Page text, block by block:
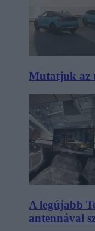
Mutatjuk az
A legújabb
antennával